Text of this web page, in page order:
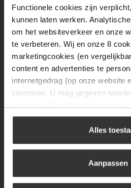
Functionele cookies zijn
kunnen laten werken.
om het websiteverkeer en onze
te verbeteren. Wij en onze 8
marketingcookies (en
content en advertenties te
internetgedrag (op onze website
stemmen. U mag gegeven
uw keuze op onze website
Alles
Aanpassen
Vrijdag
08:00 tot
Zaterdag
09:30 tot
Zondag
Gesloten
Navigatie
BBQ
Brandstoffen
Verwarming